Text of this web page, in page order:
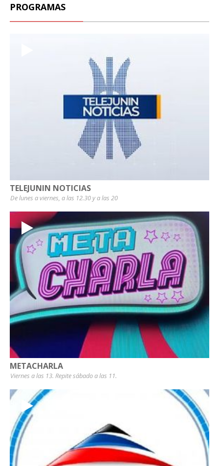
PROGRAMAS
TELEJUNIN NOTICIAS
De lunes a viernes, a las 12.30 y a las 20
METACHARLA
Viernes a las 13. Repite sábado a las 11.